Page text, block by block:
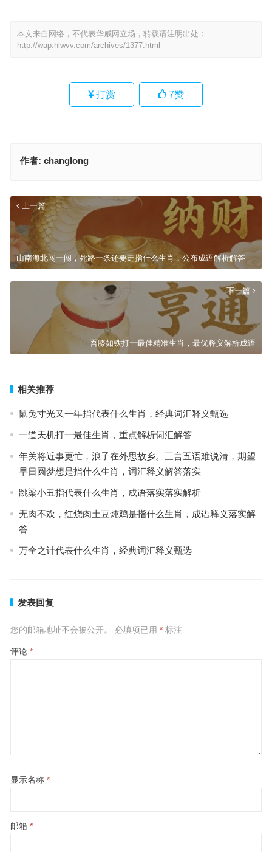
本文来自网络，不代表华威网立场，转载请注明出处：
http://wap.hlwvv.com/archives/1377.html
打赏 7赞
作者: changlong
上一篇
山南海北闯一闯，死路一条还要走指什么生肖，公布成语解析解答
下一篇
吾膝如铁打一最佳精准生肖，最优释义解析成语
相关推荐
鼠兔寸光又一年指代表什么生肖，经典词汇释义甄选
一道天机打一最佳生肖，重点解析词汇解答
年关将近事更忙，浪子在外思故乡。三言五语难说清，期望
早日圆梦想是指什么生肖，词汇释义解答落实
跳梁小丑指代表什么生肖，成语落实落实解析
无肉不欢，红烧肉土豆炖鸡是指什么生肖，成语释义落实解
答
万全之计代表什么生肖，经典词汇释义甄选
发表回复
您的邮箱地址不会被公开。 必填项已用 *标注
评论 *
显示名称 *
邮箱 *